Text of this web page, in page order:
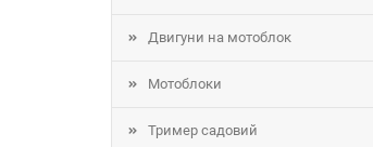
Двигуни на мотоблок
Мотоблоки
Тример садовий